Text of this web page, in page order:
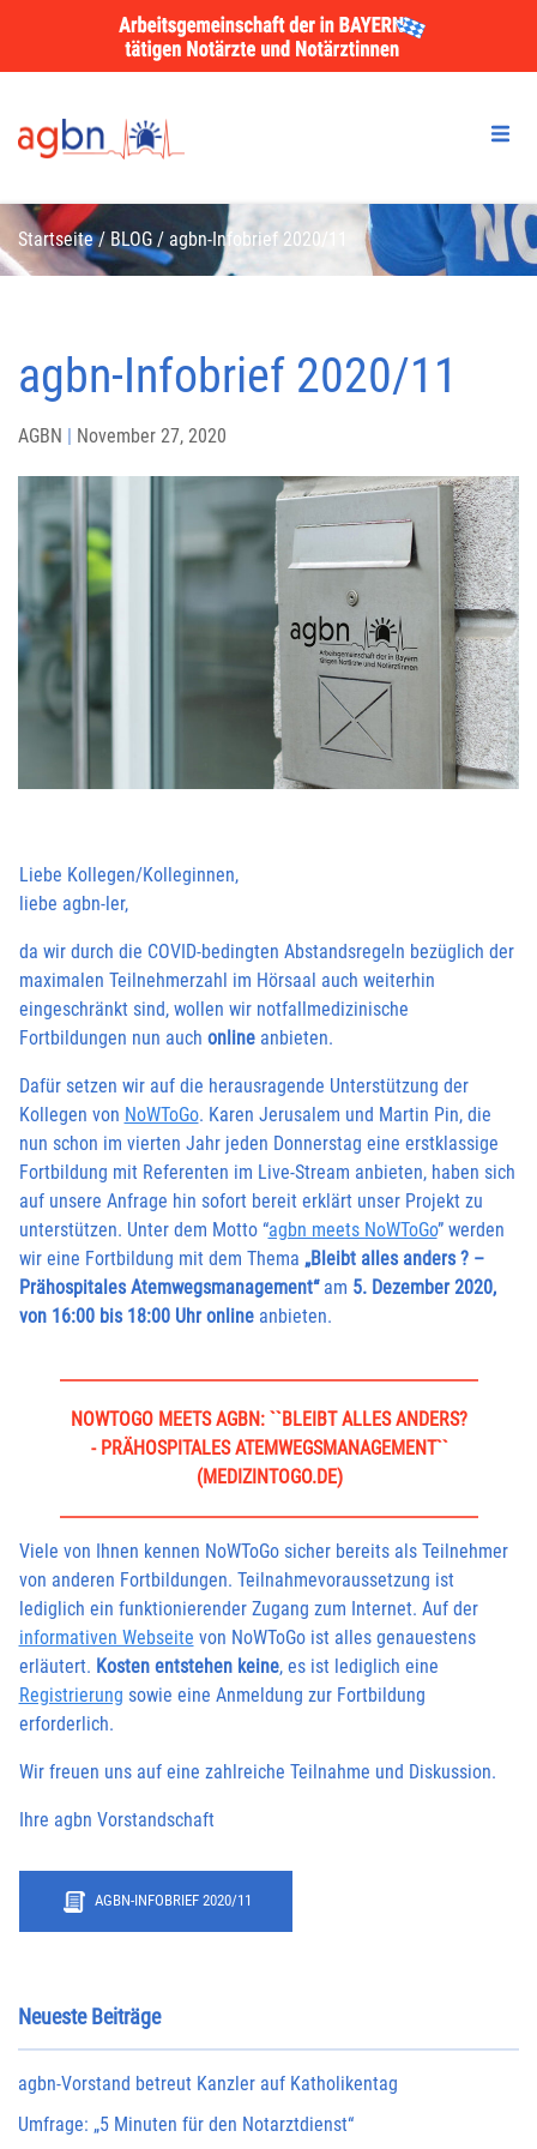
Startseite/BLOG / agbn-Infobrief 2020/11
agbn-Infobrief 2020/11
AGBN | November 27, 2020
Liebe Kollegen/Kolleginnen,
liebe agbn-ler,
da wir durch die COVID-bedingten Abstandsregeln bezüglich der
maximalen Teilnehmerzahl im Hörsaal auch weiterhin
eingeschränkt sind, wollen wir notfallmedizinische
Fortbildungen nun auch onlineanbieten.
Dafür setzen wir auf die herausragende Unterstützung der
Kollegen von NoWToGo. Karen Jerusalem und Martin Pin, die
nun schon im vierten Jahr jeden Donnerstag eine erstklassige
Fortbildung mit Referenten im Live-Stream anbieten, haben sich
auf unsere Anfrage hin sofort bereit erklärt unser Projekt zu
unterstützen. Unter dem Motto “agbn meets NoWToGo” werden
wir eine Fortbildung mit dem Thema „Bleibt alles anders ? –
Prähospitales Atemwegsmanagement“am 5. Dezember 2020,
von 16:00 bis 18:00 Uhr onlineanbieten.
NOWTOGO MEETS AGBN: ``BLEIBT ALLES ANDERS?
- PRÄHOSPITALES ATEMWEGSMANAGEMENT``
(MEDIZINTOGO.DE)
Viele von Ihnen kennen NoWToGo sicher bereits als Teilnehmer
von anderen Fortbildungen. Teilnahmevoraussetzung ist
lediglich ein funktionierender Zugang zum Internet. Auf der
informativen Webseite von NoWToGo ist alles genauestens
erläutert. Kosten entstehen keine, es ist lediglich eine
Registrierung sowie eine Anmeldung zur Fortbildung
erforderlich.
Wir freuen uns auf eine zahlreiche Teilnahme und Diskussion.
Ihre agbn Vorstandschaft
AGBN-INFOBRIEF 2020/11
Neueste Beiträge
agbn-Vorstand betreut Kanzler auf Katholikentag
Umfrage: „5 Minuten für den Notarztdienst“